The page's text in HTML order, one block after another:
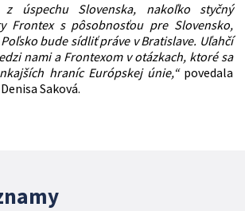
úspechu Slovenska, nakoľko styčný
Frontex s pôsobnosťou pre Slovensko,
bude sídliť práve v Bratislave. Uľahčí
nami a Frontexom v otázkach, ktoré sa
hraníc Európskej únie,“povedala
Saková.